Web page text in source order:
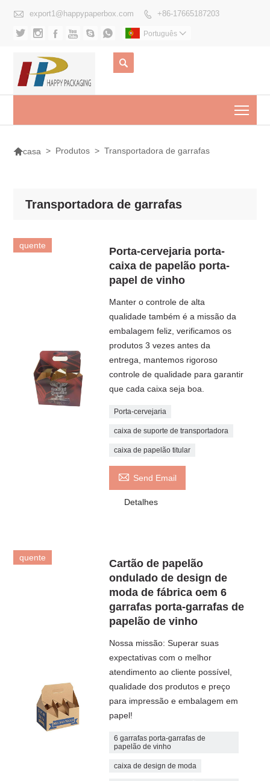
 export1@happypaperbox.com  +86-17665187203
      Português 

casa > Produtos > Transportadora de garrafas
Transportadora de garrafas
quente
Porta-cervejaria porta-
caixa de papelão porta-
papel de vinho
Manter o controle de alta
qualidade também é a missão da
embalagem feliz, verificamos os
produtos 3 vezes antes da
entrega, mantemos rigoroso
controle de qualidade para garantir
que cada caixa seja boa.
Porta-cervejaria
caixa de suporte de transportadora
caixa de papelão titular
 Send Email
Detalhes
quente
Cartão de papelão
ondulado de design de
moda de fábrica oem 6
garrafas porta-garrafas de
papelão de vinho
Nossa missão: Superar suas
expectativas com o melhor
atendimento ao cliente possível,
qualidade dos produtos e preço
para impressão e embalagem em
papel!
6 garrafas porta-garrafas de
papelão de vinho
caixa de design de moda